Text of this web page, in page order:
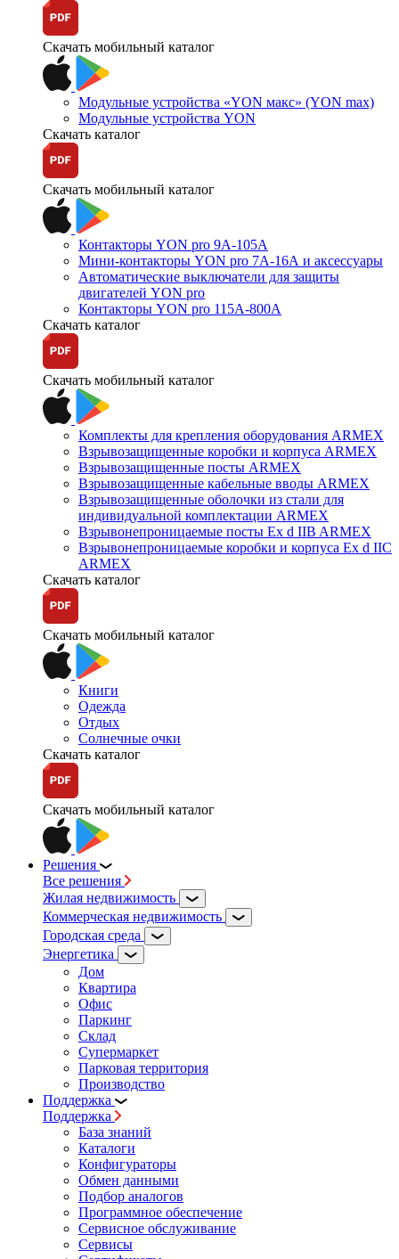
Скачать мобильный каталог
Модульные устройства «YON макс» (YON max)
Модульные устройства YON
Скачать каталог
Скачать мобильный каталог
Контакторы YON pro 9А-105А
Мини-контакторы YON pro 7А-16А и аксессуары
Автоматические выключатели для защиты
двигателей YON pro
Контакторы YON pro 115А-800А
Скачать каталог
Скачать мобильный каталог
Комплекты для крепления оборудования ARMEX
Взрывозащищенные коробки и корпуса ARMEX
Взрывозащищенные посты ARMEX
Взрывозащищенные кабельные вводы ARMEX
Взрывозащищенные оболочки из стали для
индивидуальной комплектации ARMEX
Взрывонепроницаемые посты Ex d IIB ARMEX
Взрывонепроницаемые коробки и корпуса Ex d IIС
ARMEX
Скачать каталог
Скачать мобильный каталог
Книги
Одежда
Отдых
Солнечные очки
Скачать каталог
Скачать мобильный каталог
Решения
Все решения
Жилая недвижимость
Коммерческая недвижимость
Городская среда
Энергетика
Дом
Квартира
Офис
Паркинг
Склад
Супермаркет
Парковая территория
Производство
Поддержка
Поддержка
База знаний
Каталоги
Конфигураторы
Обмен данными
Подбор аналогов
Программное обеспечение
Сервисное обслуживание
Сервисы